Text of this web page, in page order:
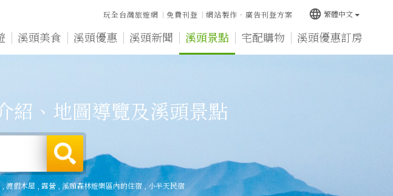
溪頭美食 溪頭優惠 溪頭新聞 溪頭景點 宅配購物 溪頭優惠訂房
玩全台灣旅遊網 免費刊登 網站製作‧廣告刊登方案 language 繁體中文
紹、地圖導覽及溪頭景點
,渡假木屋 露營, 溪頭森林遊樂區內的住宿, 小半天民宿